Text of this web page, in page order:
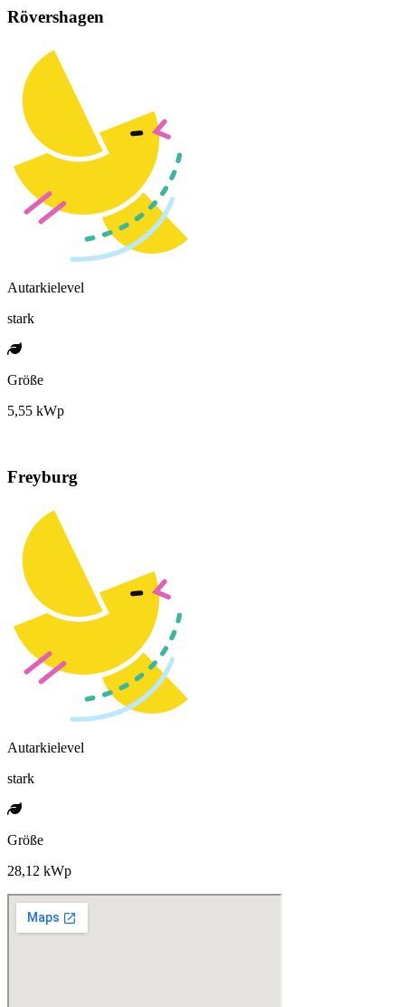
Rövershagen
Autarkielevel
stark
Größe
5,55 kWp
Freyburg
Autarkielevel
stark
Größe
28,12 kWp